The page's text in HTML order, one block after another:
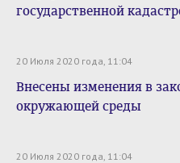
государственной
20 Июля 2020 года, 11:04
Внесены изменения в
окружающей среды
20 Июля 2020 года, 11:04